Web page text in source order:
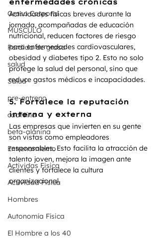
Grasa Corporal
MÚSCULO
Perdida de grasa
salud
Salud
pre-entreno
caafeína
beta-alanina
Entrenamiento
Actividas Fisica
Actividad Fisica
Hombres
Autonomía Física
El Hombre a los 40
enfermedades crónicas
Actividades físicas breves durante la
jornada, acompañadas de educación
nutricional, reducen factores de riesgo
para enfermedades cardiovasculares,
obesidad y diabetes tipo 2. Esto no solo
protege la salud del personal, sino que
reduce gastos médicos e incapacidades.
5. Fortalece la reputación
interna y externa
Las empresas que invierten en su gente
son vistas como empleadores
responsables. Esto facilita la atracción de
talento joven, mejora la imagen ante
clientes y fortalece la cultura
organizacional.